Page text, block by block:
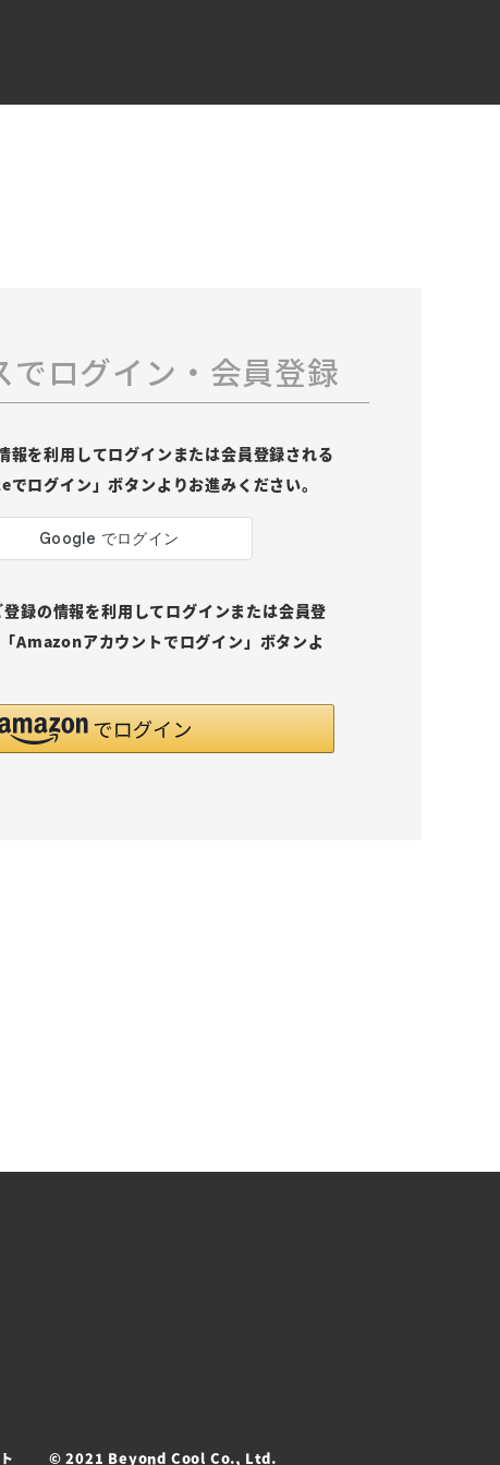
でログイン・会員登録
を利用してログインまたは会員登録される
ログイン」ボタンよりお進みください。
の情報を利用してログインまたは会員登
Amazonアカウントでログイン」ボタンよ
© 2021 Beyond Cool Co., Ltd.